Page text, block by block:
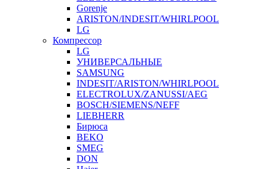
Gorenje
ARISTON/INDESIT/WHIRLPOOL
LG
Компрессор
LG
УНИВЕРСАЛЬНЫЕ
SAMSUNG
INDESIT/ARISTON/WHIRLPOOL
ELECTROLUX/ZANUSSI/AEG
BOSCH/SIEMENS/NEFF
LIEBHERR
Бирюса
BEKO
SMEG
DON